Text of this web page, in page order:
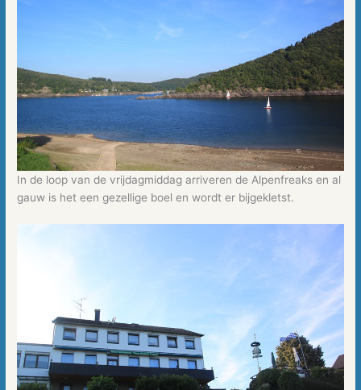
In de loop van de vrijdagmiddag arriveren de Alpenfreaks en al
gauw is het een gezellige boel en wordt er bijgekletst.